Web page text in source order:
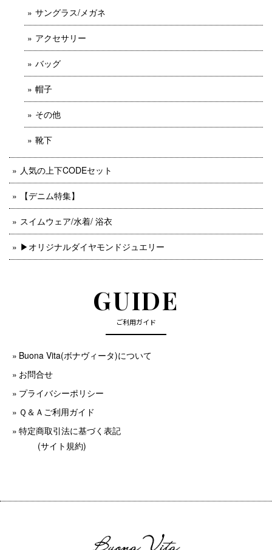
サングラス/メガネ
アクセサリー
バッグ
帽子
その他
靴下
人気の上下CODEセット
【デニム特集】
スイムウェア/水着/ 浴衣
▶︎オリジナルダイヤモンドジュエリー
GUIDE
ご利用ガイド
Buona Vita(ボナヴィータ)について
お問合せ
プライバシーポリシー
Ｑ＆Ａご利用ガイド
特定商取引法に基づく表記
(サイト規約)